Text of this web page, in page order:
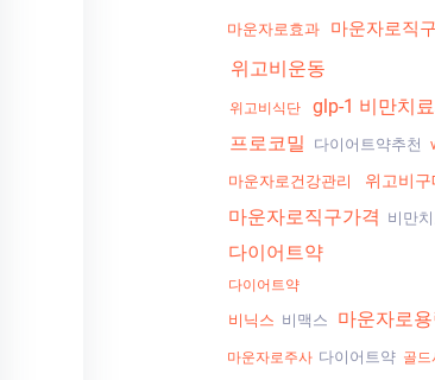
마운자로효과 마운자로직
위고비운동
위고비식단 glp-1 비만치
프로코밀 다이어트약추천
마운자로건강관리 위고비구
마운자로직구가격 비만
다이어트약
다이어트약
비닉스 비맥스 마운자로
마운자로주사 다이어트약 골드